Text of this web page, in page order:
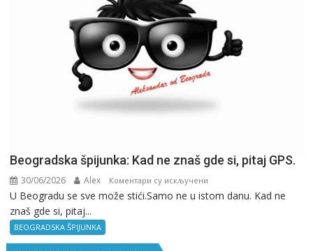
Beogradska špijunka: Kad ne znaš gde si, pitaj GPS.
30/06/2026 Alex Коментари су искључени
Beogradska
U Beogradu se sve može stići.Samo ne u istom danu. Kad ne
znaš gde si, pitaj...
BEOGRADSKA ŠPIJUNKA